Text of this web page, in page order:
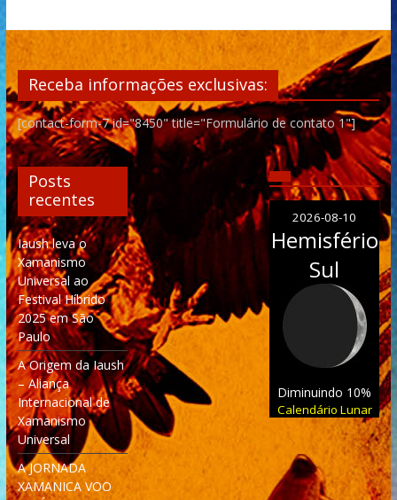
Receba informações exclusivas:
[contact-form-7 id="8450" title="Formulário de contato 1"]
Posts
recentes
Iaush leva o
Xamanismo
Universal ao
Festival Híbrido
2025 em São
Paulo
A Origem da Iaush
– Aliança
Internacional de
Xamanismo
Universal
A JORNADA
XAMANICA VOO
2026-08-10
Hemisfério
Sul
Diminuindo 10%
Calendário Lunar